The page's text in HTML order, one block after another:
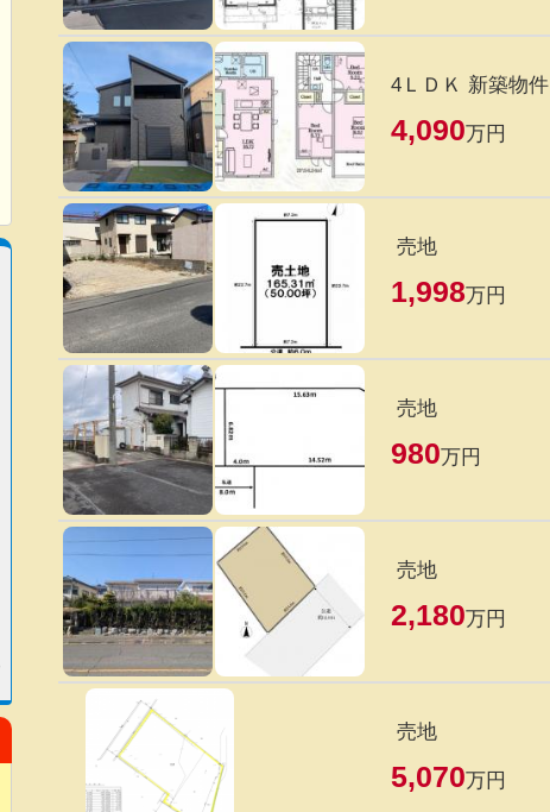
4ＬＤＫ 新築物件
4,090万円
売地
1,998万円
売地
980万円
売地
2,180万円
売地
5,070万円